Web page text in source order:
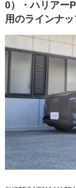
その他
カーグッズニュ
ニュース
スクープ
アクセスランキング
0）・ハリアー
用のラインナ